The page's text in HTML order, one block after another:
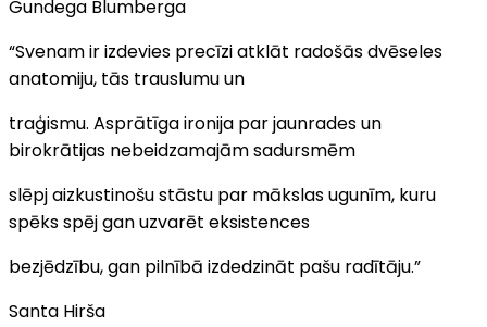
Gundega Blumberga
“Svenam ir izdevies precīzi atklāt radošās dvēseles
anatomiju, tās trauslumu un
traģismu. Asprātīga ironija par jaunrades un
birokrātijas nebeidzamajām sadursmēm
slēpj aizkustinošu stāstu par mākslas ugunīm, kuru
spēks spēj gan uzvarēt eksistences
bezjēdzību, gan pilnībā izdedzināt pašu radītāju.”
Santa Hirša